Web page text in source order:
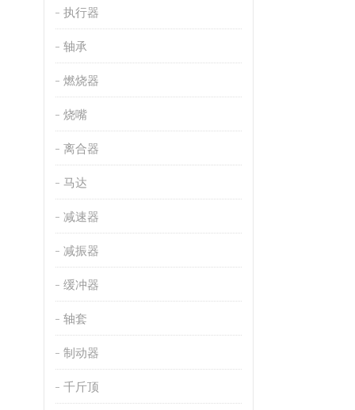
执行器
轴承
燃烧器
烧嘴
离合器
马达
减速器
减振器
缓冲器
轴套
制动器
千斤顶